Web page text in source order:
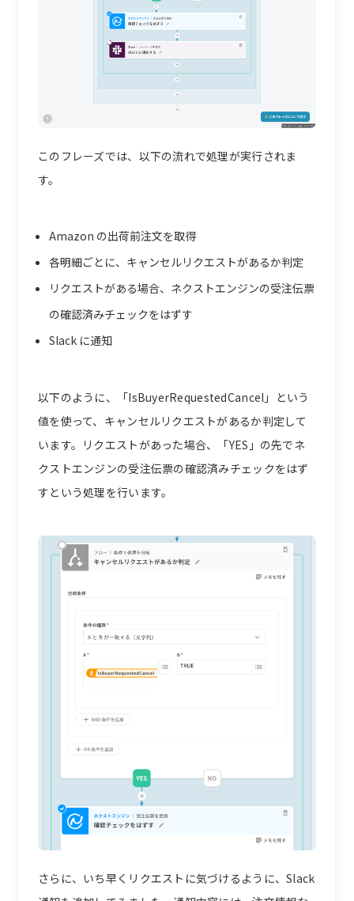
このフレーズでは、以下の流れで処理が実行されま
す。
Amazon の出荷前注文を取得
各明細ごとに、キャンセルリクエストがあるか判定
リクエストがある場合、ネクストエンジンの受注伝票
の確認済みチェックをはずす
Slack に通知
以下のように、「IsBuyerRequestedCancel」という
値を使って、キャンセルリクエストがあるか判定して
います。リクエストがあった場合、「YES」の先でネ
クストエンジンの受注伝票の確認済みチェックをはず
すという処理を行います。
さらに、いち早くリクエストに気づけるように、Slack